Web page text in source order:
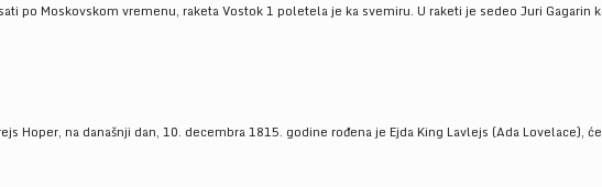
po Moskovskom vremenu, raketa Vostok 1 poletela je ka svemiru. U raketi je sedeo Juri
Hoper, na današnji dan, 10. decembra 1815. godine rođena je Ejda King Lavlejs (Ada Lovelace),